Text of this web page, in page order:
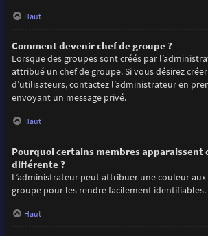
Haut
Comment devenir chef de groupe ?
Lorsque des groupes sont créés par
attribué un chef de groupe. Si vous désirez
d’utilisateurs, contactez l’administrateur en
envoyant un message privé.
Haut
Pourquoi certains membres apparaissent
différente ?
L’administrateur peut attribuer une couleur aux
groupe pour les rendre facilement identifiables.
Haut